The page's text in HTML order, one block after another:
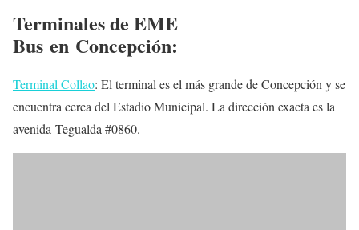
Terminales de EME
Bus en Concepción:
Terminal Collao: El terminal es el más grande de Concepción y se
encuentra cerca del Estadio Municipal. La dirección exacta es la
avenida Tegualda #0860.